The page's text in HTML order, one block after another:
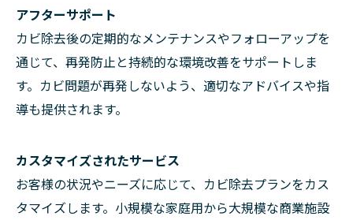
アフターサポート
カビ除去後の定期的なメンテナンスやフォローアップを
通じて、再発防止と持続的な環境改善をサポートしま
す。カビ問題が再発しないよう、適切なアドバイスや指
導も提供されます。
カスタマイズされたサービス
お客様の状況やニーズに応じて、カビ除去プランをカス
タマイズします。小規模な家庭用から大規模な商業施設